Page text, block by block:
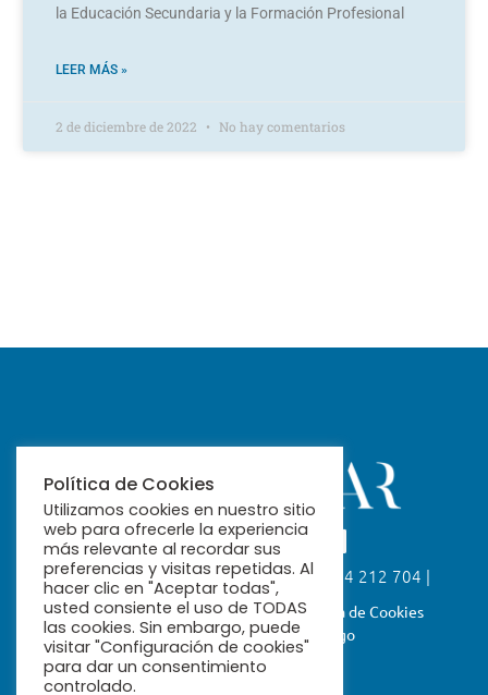
la Educación Secundaria y la Formación Profesional
LEER MÁS »
2 de diciembre de 2022 No hay comentarios
Calle Fabiola, 26. 41004 Sevilla | 954 212 704 |
ribamar@ribamar.org
Aviso LegalPolítica de PrivacidadPolítica de Cookies
Términos y Condiciones de Pago
Política de Cookies
Utilizamos cookies en nuestro sitio
web para ofrecerle la experiencia
más relevante al recordar sus
preferencias y visitas repetidas. Al
hacer clic en "Aceptar todas",
usted consiente el uso de TODAS
las cookies. Sin embargo, puede
visitar "Configuración de cookies"
para dar un consentimiento
controlado.